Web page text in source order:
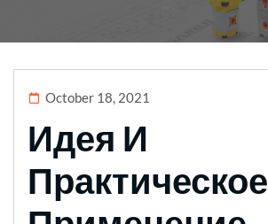
October 18, 2021
Идея И
Практическое